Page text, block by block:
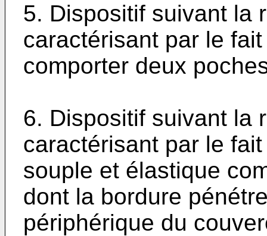
5. Dispositif suivant la
caractérisant par le
comporter deux
6. Dispositif suivant la
caractérisant par le
souple et élastique
dont la bordure
périphérique du